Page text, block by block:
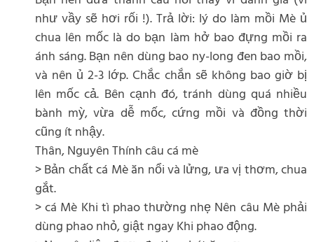
như vầy sẽ hơi rối !). Trả lời: lý do làm mồi Mè ủ
chua lên mốc là do bạn làm hở bao đựng mồi ra
ánh sáng. Bạn nên dùng bao ny-long đen bao mồi,
và nên ủ 2-3 lớp. Chắc chắn sẽ không bao giờ bị
lên mốc cả. Bên cạnh đó, tránh dùng quá nhiều
bành mỳ, vừa dễ mốc, cứng mồi và đồng thời
cũng ít nhậy.
Thân, Nguyên Thính câu cá mè
> Bản chất cá Mè ăn nổi và lửng, ưa vị thơm, chua
gắt.
> cá Mè Khi tì phao thường nhẹ Nên câu Mè phải
dùng phao nhỏ, giật ngay Khi phao động.